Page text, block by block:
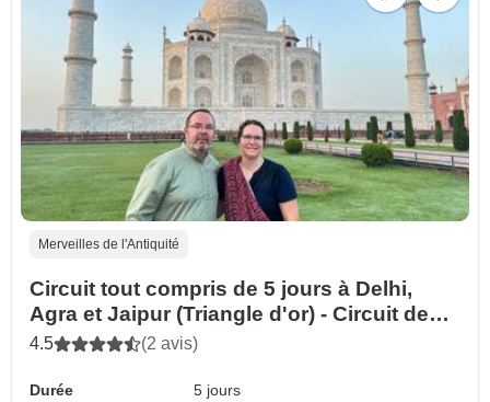
Merveilles de l'Antiquité
Circuit tout compris de 5 jours à Delhi,
Agra et Jaipur (Triangle d'or) - Circuit de
groupe
4.5 (2 avis)
Durée
5 jours